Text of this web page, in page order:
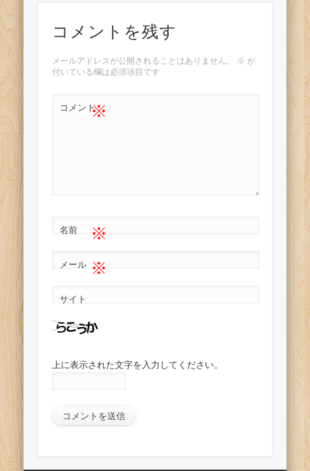
コメントを残す
メールアドレスが公開されることはありません。 ※ が
付いている欄は必須項目です
コメント※
名前 ※
メール ※
サイト
上に表示された文字を入力してください。